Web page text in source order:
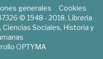
generales
Cookies
© 1948 - 2018. Librería
Sociales, Historia y
OPTYMA